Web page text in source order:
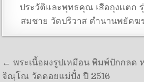
ประวัติและพุทธคุณ เสือถุงแตก
สมชาย วัดปริวาส ตำนานพยัคฆ
แนะแนวเรื่อง
← พระเนื้อผงรูปเหมือน พิมพ์ปักกลด
จิณฺโณ วัดดอยแม่ปั๋ง ปี 2516